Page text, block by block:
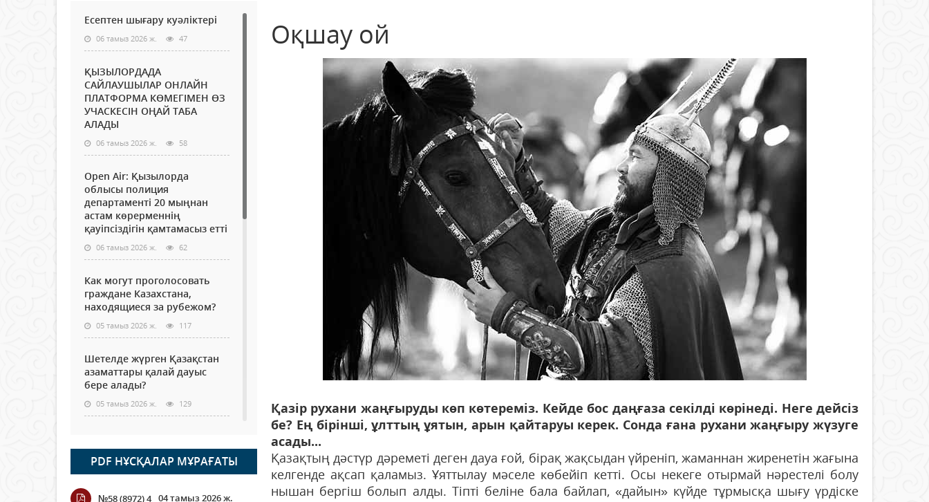
Есептен шығару куәліктері
06 тамыз 2026 ж. 47
ҚЫЗЫЛОРДАДА
САЙЛАУШЫЛАР ОНЛАЙН
ПЛАТФОРМА КӨМЕГІМЕН ӨЗ
УЧАСКЕСІН ОҢАЙ ТАБА
АЛАДЫ
06 тамыз 2026 ж. 58
Open Air: Қызылорда
облысы полиция
департаменті 20 мыңнан
астам көрерменнің
қауіпсіздігін қамтамасыз етті
06 тамыз 2026 ж. 62
Как могут проголосовать
граждане Казахстана,
находящиеся за рубежом?
05 тамыз 2026 ж. 117
Шетелде жүрген Қазақстан
азаматтары қалай дауыс
бере алады?
05 тамыз 2026 ж. 129
баға әр түрлі болған
жағдайда
PDF НҰСҚАЛАР МҰРАҒАТЫ
№58 (8972) 4 04 тамыз 2026 ж.
Оқшау ой
Қазір рухани жаңғыруды көп көтереміз. Кейде бос даңғаза секілді көрінеді. Неге дейсіз
бе? Ең бірінші, ұлттың ұятын, арын қайтаруы керек. Сонда ғана рухани жаңғыру жүзуге
асады...
Қазақтың дәстүр дәреметі деген дауа ғой, бірақ жақсыдан үйреніп, жаманнан жиренетін жағына
келгенде ақсап қаламыз. Ұяттылау мәселе көбейіп кетті. Осы некеге отырмай нәрестелі болу
нышан бергіш болып алды. Тіпті беліне бала байлап, «дайын» күйде тұрмысқа шығу үрдіске